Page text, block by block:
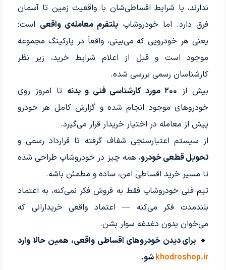
ندارند، یا شرایط اقساطی‌شان با واقعیت زمین تا آسمان
فرق دارد. اما خودروشاپ پلتفرم معامله‌ی واقعی است؛
یعنی هر خودرویی که می‌بینی، واقعاً در پارکینگ مجموعه
موجود است و قبل از اعلام شرایط خرید، زیر نظر
کارشناسان رسمی بررسی شده.
بیش از ۲۰۰ مورد کارشناسی فنی و بدنه
تا امروز روی
خودروهای موجود انجام شده و گزارش کامل هر خودرو
پیش از معامله در اختیار خریدار قرار می‌گیرد.
از سیستم اعتبارسنجی شفاف گرفته تا قرارداد رسمی و
تحویل قطعی خودرو، همه چیز در خودروشاپ طراحی شده
تا مسیر خرید اقساطی امن، ساده و مطمئن باشه.
تیم فنی خودروشاپ فقط به فروش فکر نمی‌کنه، به اعتماد
بلندمدت فکر می‌کنه — اعتماد واقعی خریدارانی که
می‌خوان بدون دغدغه سوار بشن.
🔸 برای دیدن خودروهای اقساطی واقعی، همین حالا وارد
khodroshop.irشو.